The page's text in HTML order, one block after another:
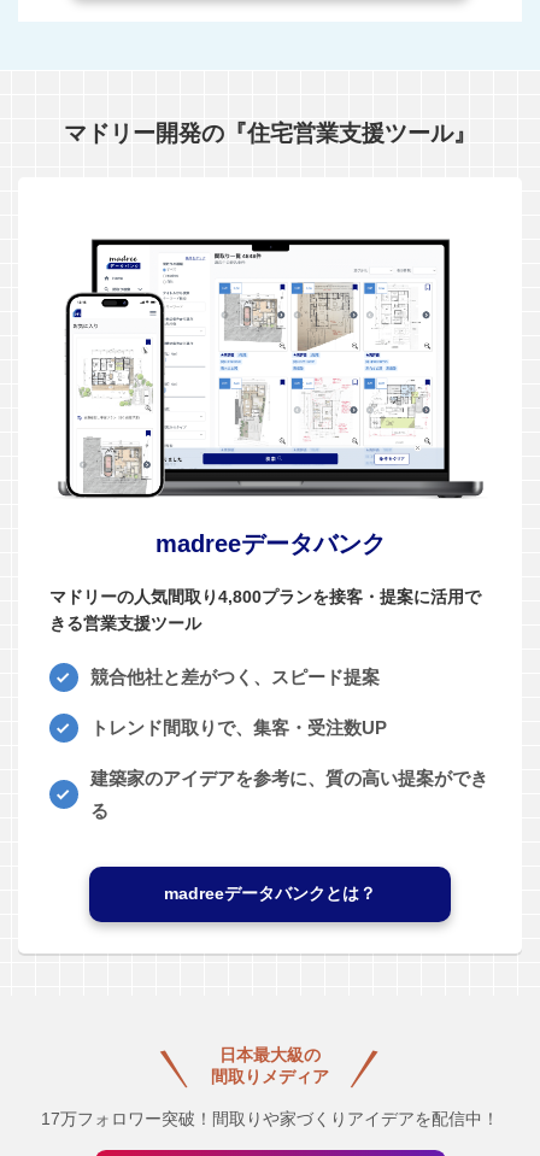
マドリー開発の『住宅営業支援ツール』
madreeデータバンク
マドリーの人気間取り4,800プランを接客・提案に活用で
きる営業支援ツール
競合他社と差がつく、スピード提案
トレンド間取りで、集客・受注数UP
建築家のアイデアを参考に、質の高い提案ができ
る
madreeデータバンクとは？
日本最大級の
間取りメディア
17万フォロワー突破！間取りや家づくりアイデアを配信中！